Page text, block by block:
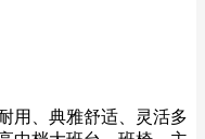
用、典雅舒适、灵活多